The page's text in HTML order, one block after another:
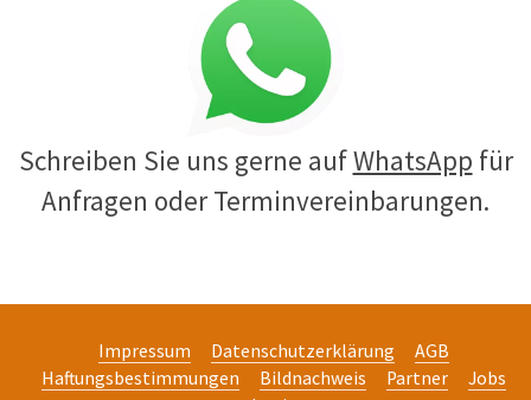
Schreiben Sie uns gerne aufWhatsApp für
Anfragen oder Terminvereinbarungen.
Impressum Datenschutzerklärung
AGB
Haftungsbestimmungen
Bildnachweis Partner
Jobs